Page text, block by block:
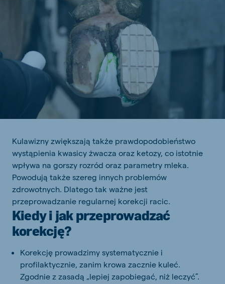
Kulawizny zwiększają także prawdopodobieństwo
wystąpienia kwasicy żwacza oraz ketozy, co istotnie
wpływa na gorszy rozród oraz parametry mleka.
Powodują także szereg innych problemów
zdrowotnych. Dlatego tak ważne jest
przeprowadzanie regularnej korekcji racic.
Kiedy i jak przeprowadzać
korekcję?
Korekcję prowadzimy systematycznie i
profilaktycznie, zanim krowa zacznie kuleć.
Zgodnie z zasadą „lepiej zapobiegać, niż leczyć”.